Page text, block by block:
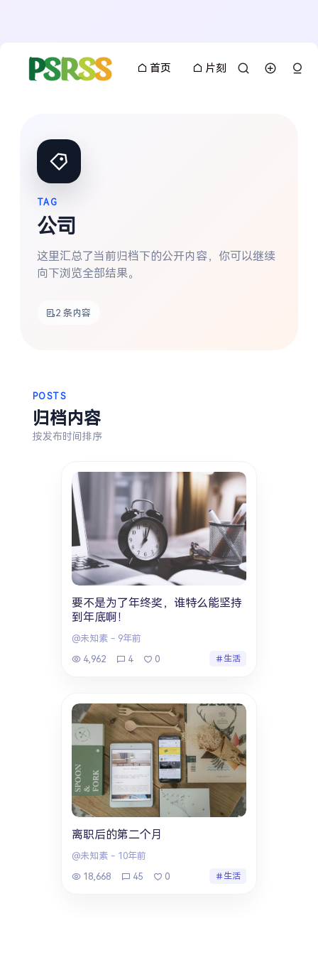
首页 片刻
摄影
TAG
公司
这里汇总了当前归档下的公开内容，你可以继续
向下浏览全部结果。
2 条内容
POSTS
归档内容
按发布时间排序
要不是为了年终奖，谁特么能坚持
到年底啊！
@未知素 - 9年前
4,962
4 0 生活
离职后的第二个月
@未知素 - 10年前
18,668
45 0 生活